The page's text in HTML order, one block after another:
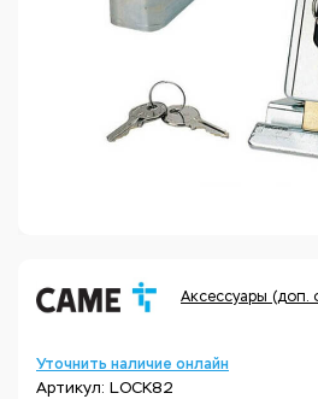
Аксессуары (доп.
Уточнить наличие онлайн
Артикул: LOCK82